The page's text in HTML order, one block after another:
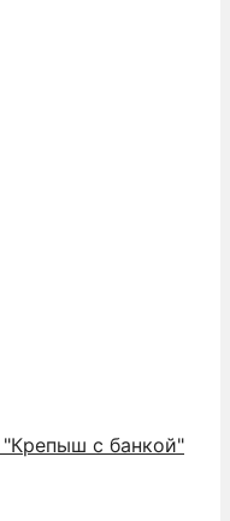
с банкой"